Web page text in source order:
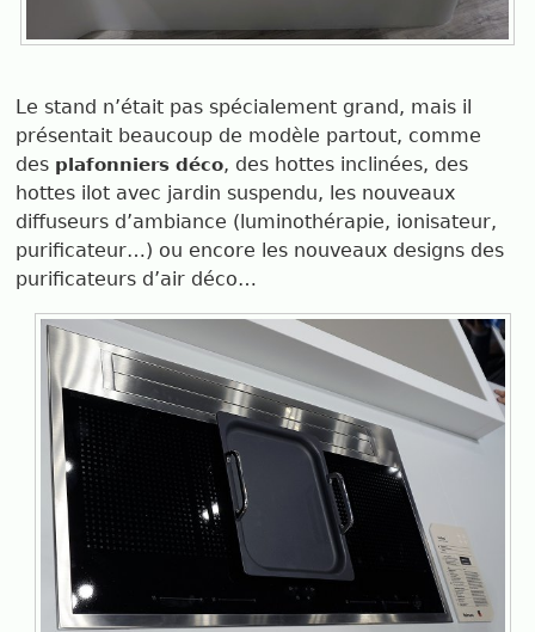
Le stand n’était pas spécialement grand, mais il
présentait beaucoup de modèle partout, comme
des plafonniers déco, des hottes inclinées, des
hottes ilot avec jardin suspendu, les nouveaux
diffuseurs d’ambiance (luminothérapie, ionisateur,
purificateur…) ou encore les nouveaux designs des
purificateurs d’air déco…